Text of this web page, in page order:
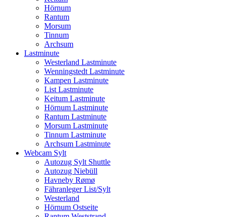
Hörnum
Rantum
Morsum
Tinnum
Archsum
Lastminute
Westerland Lastminute
Wenningstedt Lastminute
Kampen Lastminute
List Lastminute
Keitum Lastminute
Hörnum Lastminute
Rantum Lastminute
Morsum Lastminute
Tinnum Lastminute
Archsum Lastminute
Webcam Sylt
Autozug Sylt Shuttle
Autozug Niebüll
Havneby Rømø
Fähranleger List/Sylt
Westerland
Hörnum Ostseite